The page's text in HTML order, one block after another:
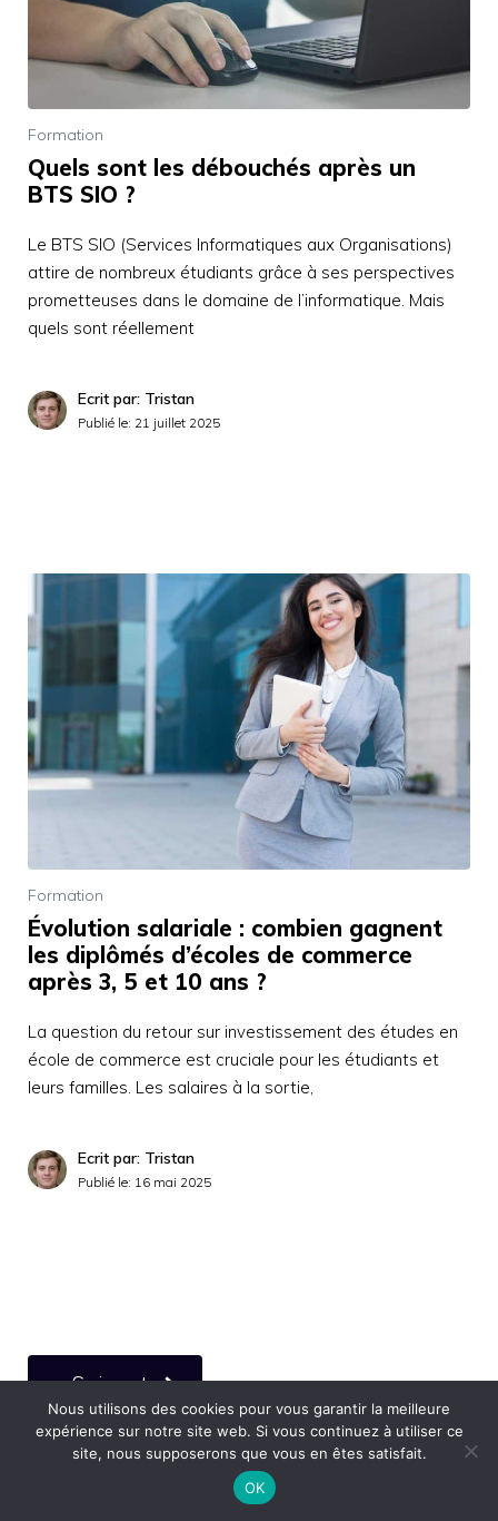
Formation
Quels sont les débouchés après un
BTS SIO ?
Le BTS SIO (Services Informatiques aux Organisations)
attire de nombreux étudiants grâce à ses perspectives
prometteuses dans le domaine de l’informatique. Mais
quels sont réellement
Ecrit par: Tristan
Publié le: 21 juillet 2025
Formation
Évolution salariale : combien gagnent
les diplômés d’écoles de commerce
après 3, 5 et 10 ans ?
La question du retour sur investissement des études en
école de commerce est cruciale pour les étudiants et
leurs familles. Les salaires à la sortie,
Ecrit par: Tristan
Publié le: 16 mai 2025
Suivant
Nous utilisons des cookies pour vous garantir la meilleure
expérience sur notre site web. Si vous continuez à utiliser ce
site, nous supposerons que vous en êtes satisfait.
OK